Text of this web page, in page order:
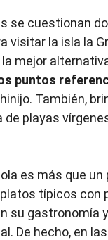
se cuestionan
visitar la isla la
mejor
puntos
También,
de playas
es más que un
típicos con
su gastronomía
De hecho, en las